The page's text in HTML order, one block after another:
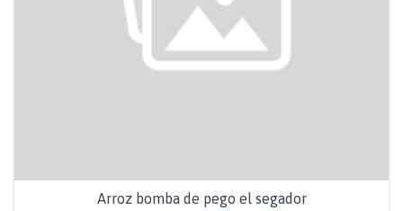
Arroz bomba de pego el segador